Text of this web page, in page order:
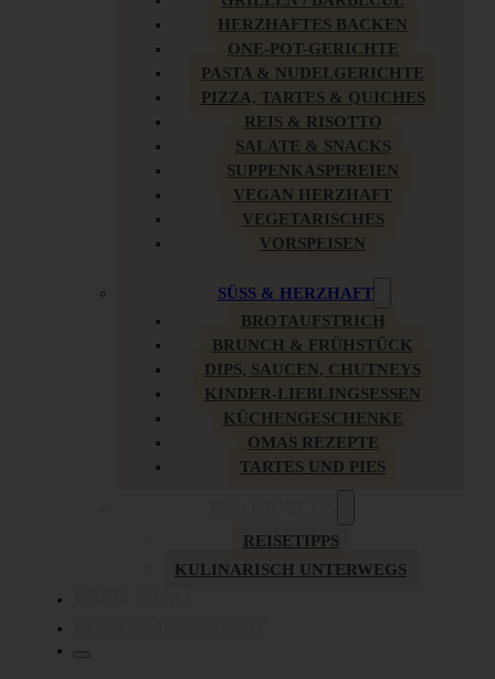
HERZHAFTES BACKEN
ONE-POT-GERICHTE
PASTA & NUDELGERICHTE
PIZZA, TARTES & QUICHES
REIS & RISOTTO
SALATE & SNACKS
SUPPENKASPEREIEN
VEGAN HERZHAFT
VEGETARISCHES
VORSPEISEN
SÜSS & HERZHAFT
BROTAUFSTRICH
BRUNCH & FRÜHSTÜCK
DIPS, SAUCEN, CHUTNEYS
KINDER-LIEBLINGSESSEN
KÜCHENGESCHENKE
OMAS REZEPTE
TARTES UND PIES
REISETIPPS
KULINARISCH UNTERWEGS